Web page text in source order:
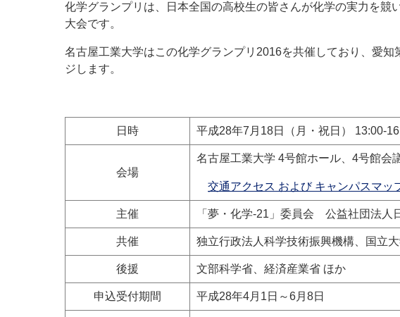
化学グランプリは、日本全国の高校生の皆さんが化学の実力を競
大会です。
名古屋工業大学はこの化学グランプリ 2016を共催しており、愛知
ジします。
日時 平成28年7月18日（月・祝日） 13:00-
会場
名古屋工業大学 4号館ホール、4号館会
交通アクセス および キャンパスマッ
主催 「夢・化学-21」委員会 公益社団法人
共催 独立行政法人科学技術振興機構、国立
後援 文部科学省、経済産業省 ほか
申込受付期間 平成28年4月1日～6月8日